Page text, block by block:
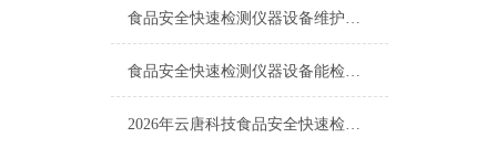
食品安全快速检测仪器设备维护与校准，影响结果准确性的关键一步
食品安全快速检测仪器设备能检什么？一张表说清适用范围
2026年云唐科技食品安全快速检测仪器与三大主流品牌综合排名横向对比